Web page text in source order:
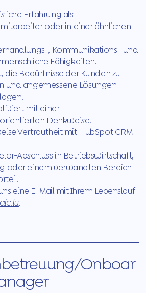
Erfahrung als
oder in einer ähnlichen
, Kommunikations- und
Fähigkeiten.
die Bedürfnisse der Kunden zu
und angemessene Lösungen
mit einer
Denkweise.
Vertrautheit mit HubSpot CRM-
Abschluss in Betriebswirtschaft,
oder einem verwandten Bereich
eine E-Mail mit Ihrem Lebenslauf
.
Onboar